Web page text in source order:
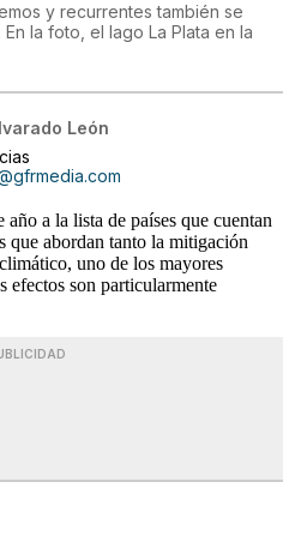
y recurrentes también se
la foto, el lago La Plata en la
León
a la lista de países que cuentan
que abordan tanto la mitigación
uno de los mayores
efectos son particularmente